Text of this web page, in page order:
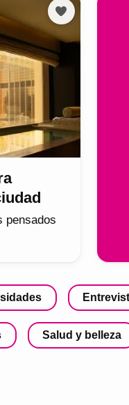
pensados
Salud y belleza